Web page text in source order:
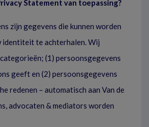
Statement van toepassing?
zijn gegevens die kunnen worden
identiteit te achterhalen. Wij
(1) persoonsgegevens
geeft en (2) persoonsgegevens
redenen – automatisch aan Van de
advocaten & mediators worden